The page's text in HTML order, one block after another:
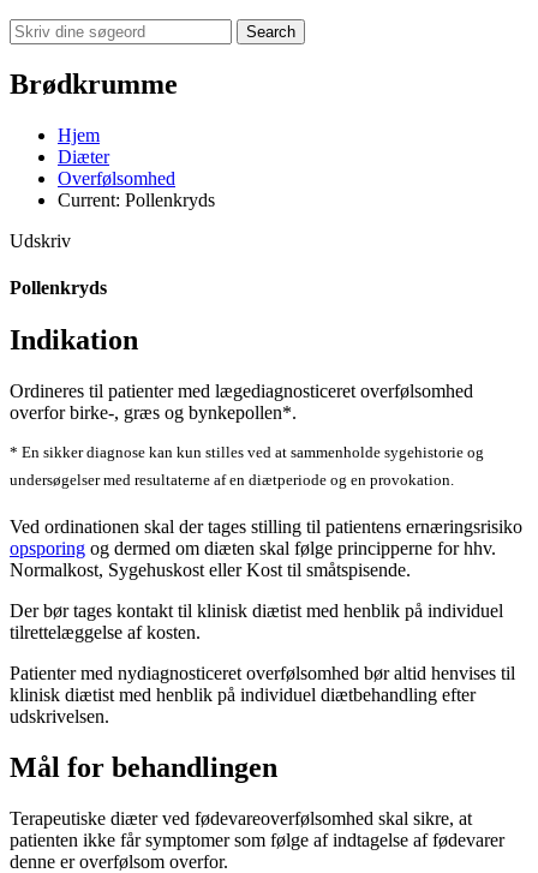
Search
Brødkrumme
Hjem
Diæter
Overfølsomhed
Current: Pollenkryds
Udskriv
Pollenkryds
Indikation
Ordineres til patienter med lægediagnosticeret overfølsomhed
overfor birke-, græs og bynkepollen*.
* En sikker diagnose kan kun stilles ved at sammenholde sygehistorie og
undersøgelser med resultaterne af en diætperiode og en provokation.
Ved ordinationen skal der tages stilling til patientens ernæringsrisiko
opsporing og dermed om diæten skal følge principperne for hhv.
Normalkost, Sygehuskost eller Kost til småtspisende.
Der bør tages kontakt til klinisk diætist med henblik på individuel
tilrettelæggelse af kosten.
Patienter med nydiagnosticeret overfølsomhed bør altid henvises til
klinisk diætist med henblik på individuel diætbehandling efter
udskrivelsen.
Mål for behandlingen
Terapeutiske diæter ved fødevareoverfølsomhed skal sikre, at
patienten ikke får symptomer som følge af indtagelse af fødevarer
denne er overfølsom overfor.